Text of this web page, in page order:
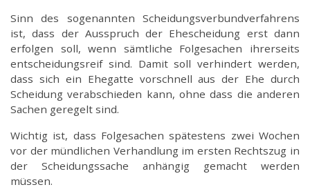
Sinn des sogenannten Scheidungsverbundverfahrens
ist, dass der Ausspruch der Ehescheidung erst dann
erfolgen soll, wenn sämtliche Folgesachen ihrerseits
entscheidungsreif sind. Damit soll verhindert werden,
dass sich ein Ehegatte vorschnell aus der Ehe durch
Scheidung verabschieden kann, ohne dass die anderen
Sachen geregelt sind.
Wichtig ist, dass Folgesachen spätestens zwei Wochen
vor der mündlichen Verhandlung im ersten Rechtszug in
der Scheidungssache anhängig gemacht werden
müssen.